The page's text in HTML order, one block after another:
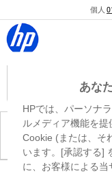
個人
現在、このカテゴリに
あな
HPでは、パーソナ
ルメディア機能を
Cookie (または、そ
います。[承認する]
に、お客様による